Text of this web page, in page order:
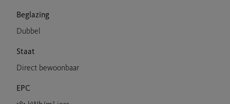
Beglazing
Dubbel
Staat
Direct bewoonbaar
EPC